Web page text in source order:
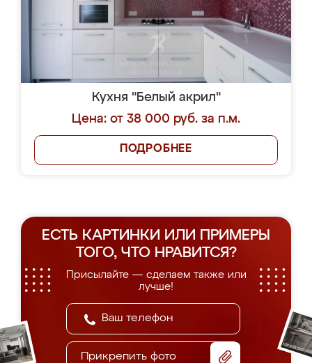
Кухня "Белый акрил"
Цена: от 38 000 руб. за п.м.
ПОДРОБНЕЕ
ЕСТЬ КАРТИНКИ ИЛИ ПРИМЕРЫ
ТОГО, ЧТО НРАВИТСЯ?
Присылайте — сделаем также или
лучше!
Прикрепить фото